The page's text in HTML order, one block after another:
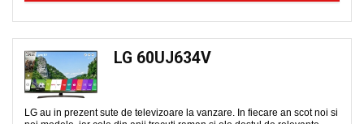
LG 60UJ634V
LG au in prezent sute de televizoare la vanzare. In fiecare an scot noi si